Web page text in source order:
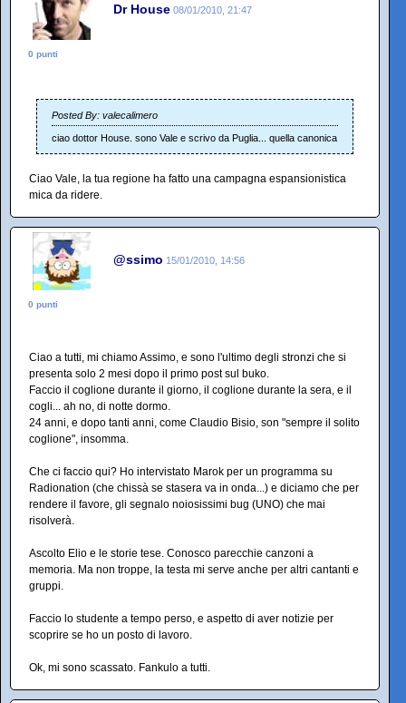
Dr House 08/01/2010, 21:47
0 punti
Posted By: valecalimero
ciao dottor House. sono Vale e scrivo da Puglia... quella canonica
Ciao Vale, la tua regione ha fatto una campagna espansionistica
mica da ridere.
@ssimo 15/01/2010, 14:56
0 punti
Ciao a tutti, mi chiamo Assimo, e sono l'ultimo degli stronzi che si
presenta solo 2 mesi dopo il primo post sul buko.
Faccio il coglione durante il giorno, il coglione durante la sera, e il
cogli... ah no, di notte dormo.
24 anni, e dopo tanti anni, come Claudio Bisio, son "sempre il solito
coglione", insomma.
Che ci faccio qui? Ho intervistato Marok per un programma su
Radionation (che chissà se stasera va in onda...) e diciamo che per
rendere il favore, gli segnalo noiosissimi bug (UNO) che mai
risolverà.
Ascolto Elio e le storie tese. Conosco parecchie canzoni a
memoria. Ma non troppe, la testa mi serve anche per altri cantanti e
gruppi.
Faccio lo studente a tempo perso, e aspetto di aver notizie per
scoprire se ho un posto di lavoro.
Ok, mi sono scassato. Fankulo a tutti.